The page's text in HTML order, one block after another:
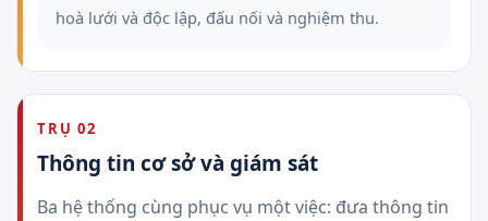
hoà lưới và độc lập, đấu nối và nghiệm thu.
TRỤ 02
Thông tin cơ sở và giám sát
Ba hệ thống cùng phục vụ một việc: đưa thông tin